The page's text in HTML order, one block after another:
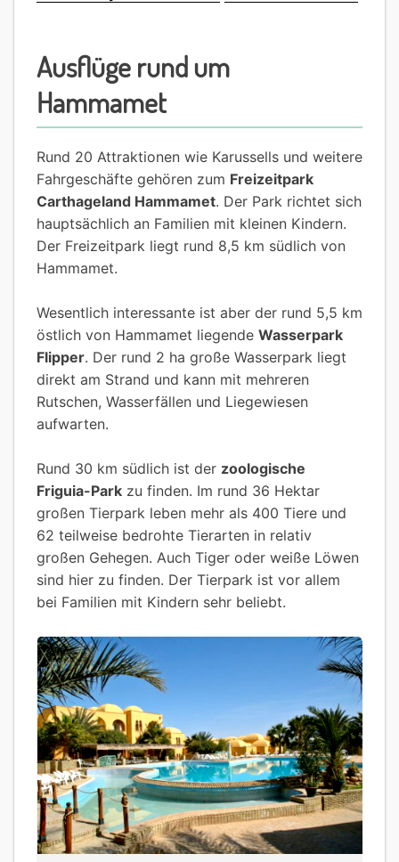
Ausflüge rund um
Hammamet
Rund 20 Attraktionen wie Karussells und weitere
Fahrgeschäfte gehören zum Freizeitpark
Carthageland Hammamet. Der Park richtet sich
hauptsächlich an Familien mit kleinen Kindern.
Der Freizeitpark liegt rund 8,5 km südlich von
Hammamet.
Wesentlich interessante ist aber der rund 5,5 km
östlich von Hammamet liegende Wasserpark
Flipper. Der rund 2 ha große Wasserpark liegt
direkt am Strand und kann mit mehreren
Rutschen, Wasserfällen und Liegewiesen
aufwarten.
Rund 30 km südlich ist der zoologische
Friguia-Park zu finden. Im rund 36 Hektar
großen Tierpark leben mehr als 400 Tiere und
62 teilweise bedrohte Tierarten in relativ
großen Gehegen. Auch Tiger oder weiße Löwen
sind hier zu finden. Der Tierpark ist vor allem
bei Familien mit Kindern sehr beliebt.